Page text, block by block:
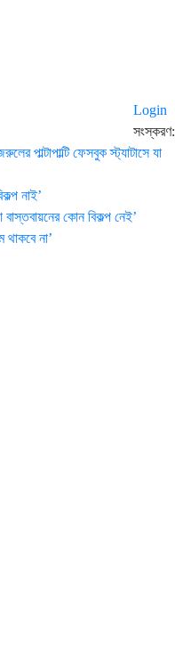
Login
সংস্করণ:
পাল্টাপাল্টি ফেসবুক স্ট্যাটাসে যা
নাই’
বাস্তবায়নের কোন বিকল্প নেই’
থাকবে না’